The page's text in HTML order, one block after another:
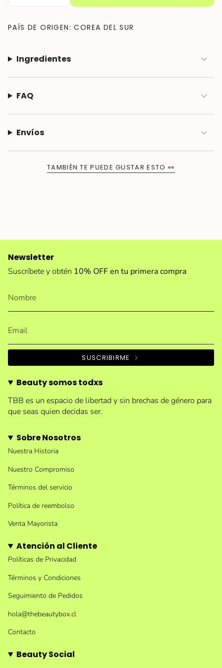
PAÍS DE ORIGEN: COREA DEL SUR
Ingredientes
FAQ
Envíos
TAMBIÉN TE PUEDE GUSTAR ESTO 👀
Newsletter
Suscríbete y obtén 10% OFF en tu primera compra
SUSCRIBIRME
Beauty somos todxs
TBB es un espacio de libertad y sin brechas de género para
que seas quien decidas ser.
Sobre Nosotros
Nuestra Historia
Nuestro Compromiso
Términos del servicio
Política de reembolso
Venta Mayorista
Atención al Cliente
Políticas de Privacidad
Términos y Condiciones
Seguimiento de Pedidos
hola@thebeautybox.cl
Contacto
Beauty Social